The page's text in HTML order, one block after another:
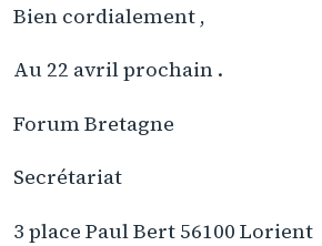
Bien cordialement ,
Au 22 avril prochain .
Forum Bretagne
Secrétariat
3 place Paul Bert 56100 Lorient